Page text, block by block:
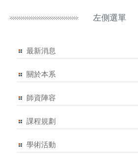
左側選單
最新消息
關於本系
師資陣容
課程規劃
學術活動